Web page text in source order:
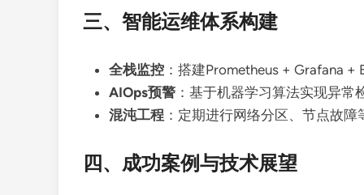
三、智能运维体系构建
全栈监控 ：搭建Prometheus + Grafana
AIOps预警 ：基于机器学习算法实现异常
混沌工程 ：定期进行网络分区、节点故
四、成功案例与技术展望